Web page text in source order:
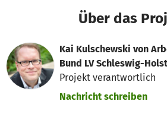
Über das
Kai Kulschewski von
Bund LV Schleswig-
Projekt verantwortlich
Nachricht schreiben